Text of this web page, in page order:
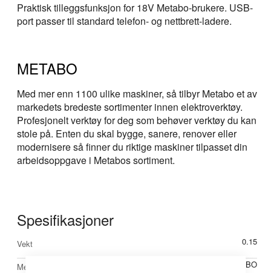
Praktisk tilleggsfunksjon for 18V Metabo-brukere. USB-
port passer til standard telefon- og nettbrett-ladere.
METABO
Med mer enn 1100 ulike maskiner, så tilbyr Metabo et av
markedets bredeste sortimenter innen elektroverktøy.
Profesjonelt verktøy for deg som behøver verktøy du kan
stole på. Enten du skal bygge, sanere, renover eller
modernisere så finner du riktige maskiner tilpasset din
arbeidsoppgave i Metabos sortiment.
Spesifikasjoner
Mer
informasjon
Vekt 0.15
Merke METABO